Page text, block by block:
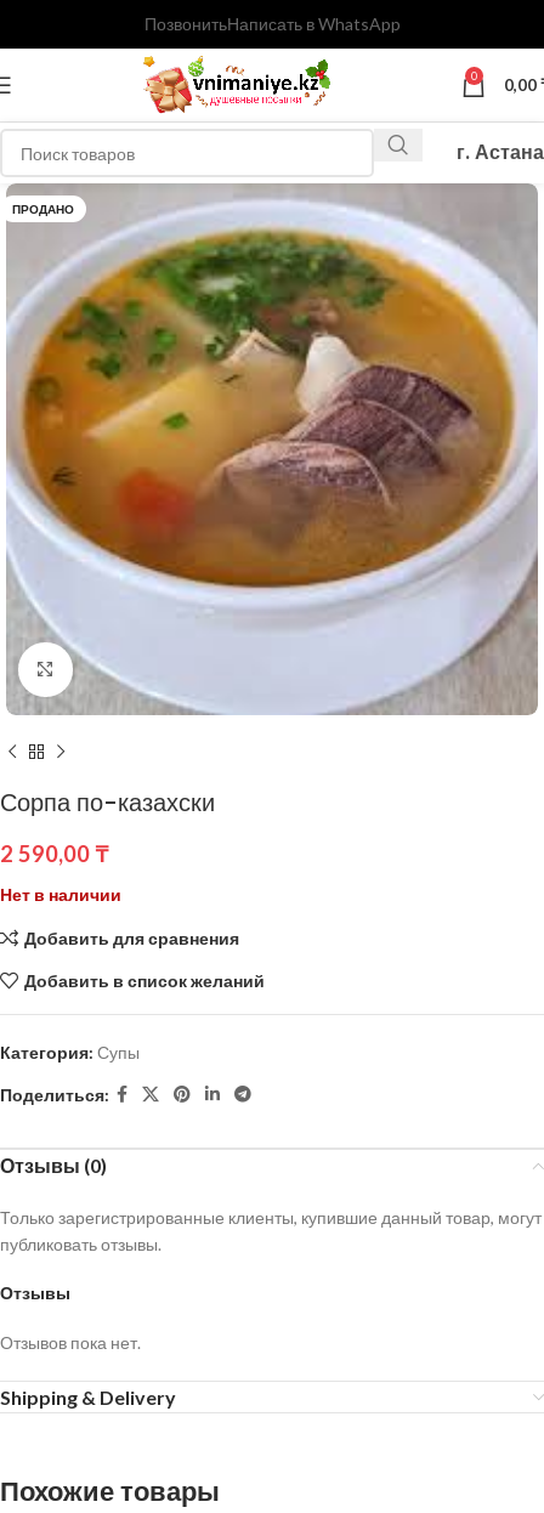
ПозвонитьНаписать в WhatsApp
0 0,00
г. Астана
ПРОДАНО
Нажмите, чтобы увеличить
Сорпа по-казахски
2 590,00 ₸
Нет в наличии
Добавить для сравнения
Добавить в список желаний
Категория: Супы
Поделиться:
Отзывы (0)
Отзывы
Отзывов пока нет.
Только зарегистрированные клиенты, купившие данный товар, могут
публиковать отзывы.
Shipping & Delivery
Похожие товары